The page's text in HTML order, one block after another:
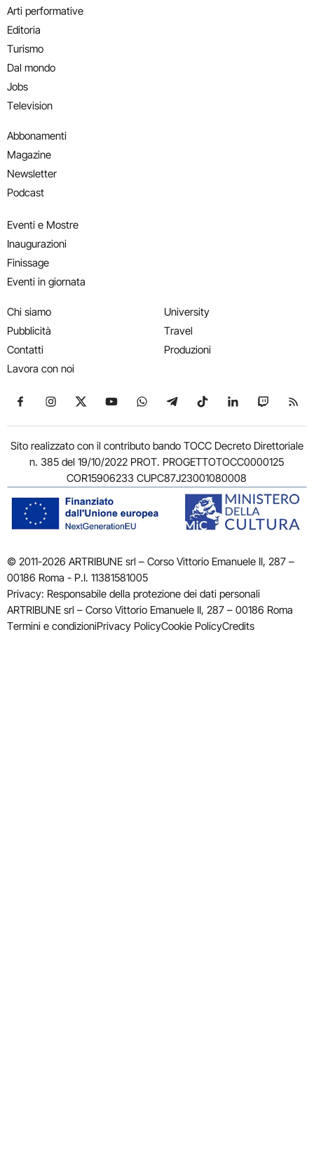
Arti performative
Editoria
Turismo
Dal mondo
Jobs
Television
Abbonamenti
Magazine
Newsletter
Podcast
Eventi e Mostre
Inaugurazioni
Finissage
Eventi in giornata
Chi siamo
Pubblicità
Contatti
Lavora con noi
University
Travel
Produzioni
Seguici su Facebook
Seguici su Instagram
Seguici su X
Seguici su YouTube
Seguici su WhatsApp
Seguici su Telegram
Seguici su TikTok
Seguici su
Seguici
Sito realizzato con il contributo bando TOCC Decreto Direttoriale
n. 385 del 19/10/2022 PROT. PROGETTOTOCC0000125
COR15906233 CUPC87J23001080008
© 2011-2026 ARTRIBUNE srl – Corso Vittorio Emanuele II, 287 –
00186 Roma - P.I. 11381581005
Privacy: Responsabile della protezione dei dati personali
ARTRIBUNE srl – Corso Vittorio Emanuele II, 287 – 00186 Roma
Termini e condizioniPrivacy PolicyCookie PolicyCredits